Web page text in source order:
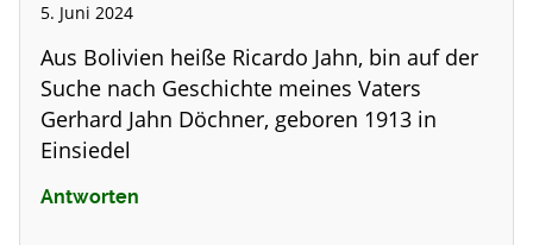
5. Juni 2024
Aus Bolivien heiße Ricardo Jahn, bin auf der
Suche nach Geschichte meines Vaters
Gerhard Jahn Döchner, geboren 1913 in
Einsiedel
Antworten